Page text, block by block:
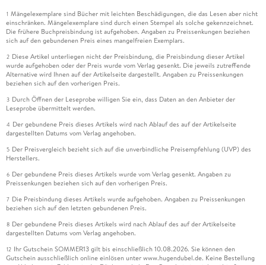
1 Mängelexemplare sind Bücher mit leichten Beschädigungen, die das Lesen aber nicht
einschränken. Mängelexemplare sind durch einen Stempel als solche gekennzeichnet.
Die frühere Buchpreisbindung ist aufgehoben. Angaben zu Preissenkungen beziehen
sich auf den gebundenen Preis eines mangelfreien Exemplars.
2 Diese Artikel unterliegen nicht der Preisbindung, die Preisbindung dieser Artikel
wurde aufgehoben oder der Preis wurde vom Verlag gesenkt. Die jeweils zutreffende
Alternative wird Ihnen auf der Artikelseite dargestellt. Angaben zu Preissenkungen
beziehen sich auf den vorherigen Preis.
3 Durch Öffnen der Leseprobe willigen Sie ein, dass Daten an den Anbieter der
Leseprobe übermittelt werden.
4 Der gebundene Preis dieses Artikels wird nach Ablauf des auf der Artikelseite
dargestellten Datums vom Verlag angehoben.
5 Der Preisvergleich bezieht sich auf die unverbindliche Preisempfehlung (UVP) des
Herstellers.
6 Der gebundene Preis dieses Artikels wurde vom Verlag gesenkt. Angaben zu
Preissenkungen beziehen sich auf den vorherigen Preis.
7 Die Preisbindung dieses Artikels wurde aufgehoben. Angaben zu Preissenkungen
beziehen sich auf den letzten gebundenen Preis.
8 Der gebundene Preis dieses Artikels wird nach Ablauf des auf der Artikelseite
dargestellten Datums vom Verlag angehoben.
12 Ihr Gutschein SOMMER13 gilt bis einschließlich 10.08.2026. Sie können den
Gutschein ausschließlich online einlösen unter www.hugendubel.de. Keine Bestellung